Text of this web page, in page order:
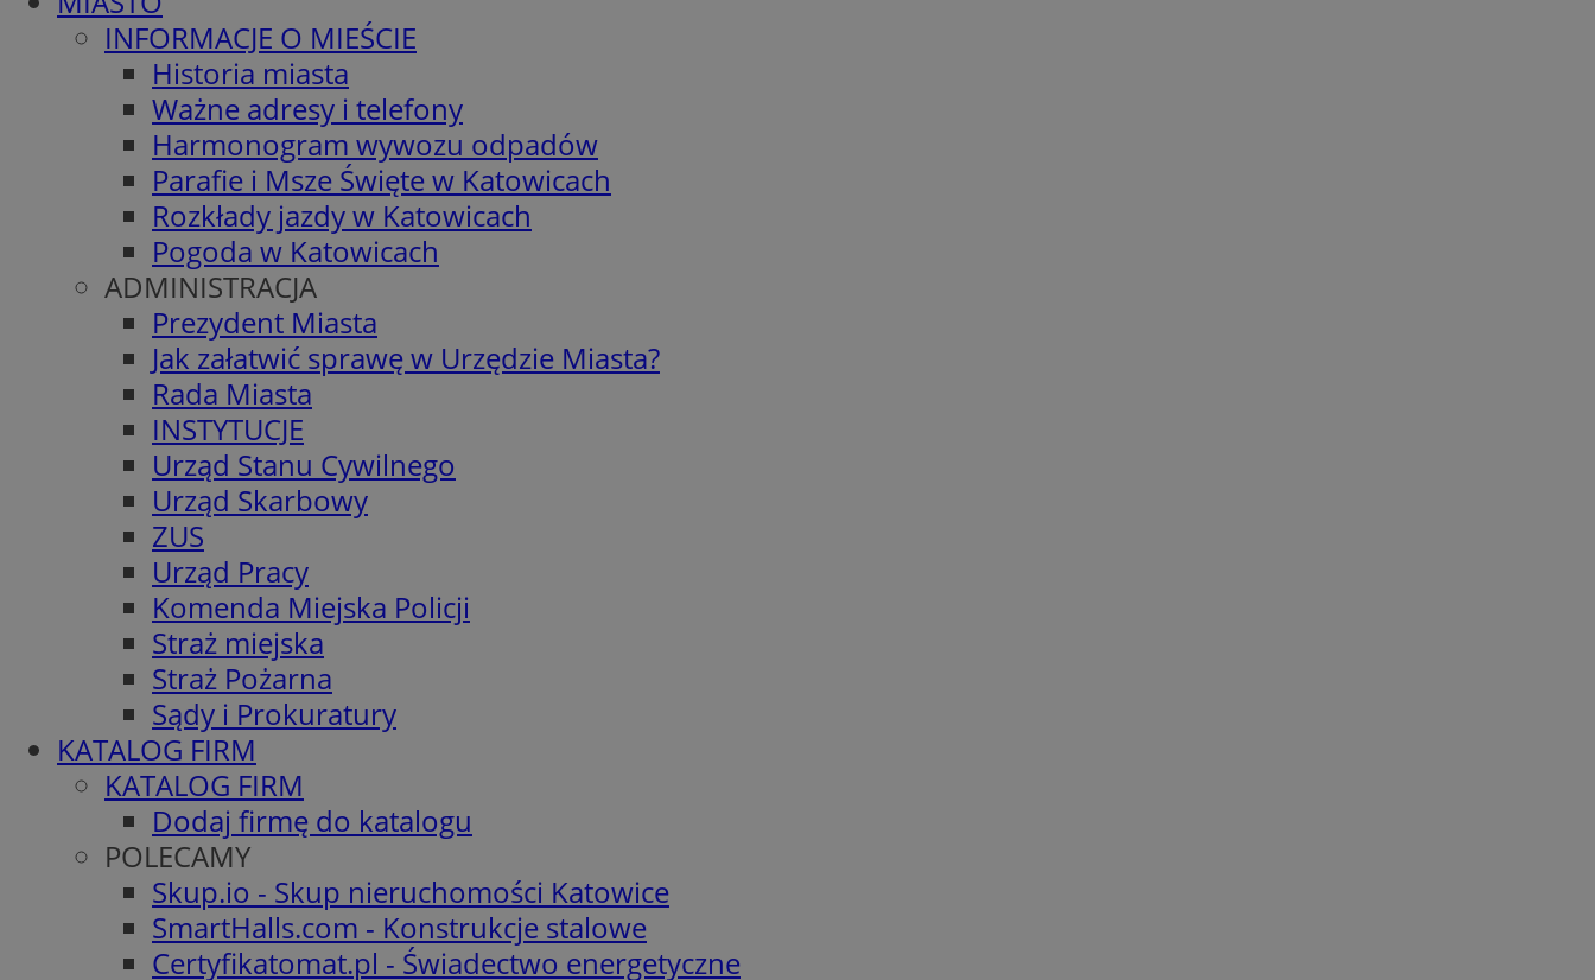
INFORMACJE O MIEŚCIE
Historia miasta
Ważne adresy i telefony
Harmonogram wywozu odpadów
Parafie i Msze Święte w Katowicach
Rozkłady jazdy w Katowicach
Pogoda w Katowicach
ADMINISTRACJA
Prezydent Miasta
Jak załatwić sprawę w Urzędzie Miasta?
Rada Miasta
INSTYTUCJE
Urząd Stanu Cywilnego
Urząd Skarbowy
ZUS
Urząd Pracy
Komenda Miejska Policji
Straż miejska
Straż Pożarna
Sądy i Prokuratury
KATALOG FIRM
KATALOG FIRM
Dodaj firmę do katalogu
POLECAMY
Skup.io - Skup nieruchomości Katowice
SmartHalls.com - Konstrukcje stalowe
Certyfikatomat.pl - Świadectwo energetyczne